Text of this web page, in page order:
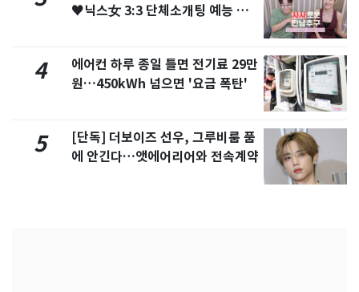
♥닉스女 3:3 단체소개팅 예능 화
4
에어컨 하루 종일 틀면 전기료 29만
원…450kWh 넘으면 '요금 폭탄'
5
[단독] 더보이즈 선우, 그루비룸 품
에 안긴다…앳에어리어와 전속계약